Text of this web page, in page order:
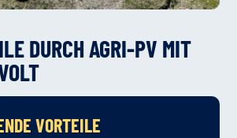
DURCH AGRI-PV MIT
VORTEILE